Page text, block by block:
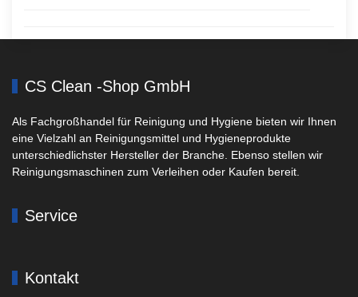
CS Clean -Shop GmbH
Als Fachgroßhandel für Reinigung und Hygiene bieten wir Ihnen
eine Vielzahl an Reinigungsmittel und Hygieneprodukte
unterschiedlichster Hersteller der Branche. Ebenso stellen wir
Reinigungsmaschinen zum Verleihen oder Kaufen bereit.
Service
Kontakt